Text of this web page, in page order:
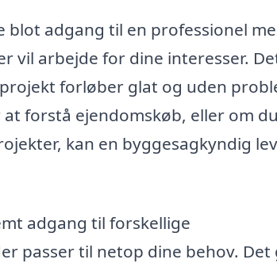
blot adgang til en professionel
vil arbejde for dine interesser.
forløber glat og uden
forstå ejendomskøb, eller om
kan en byggesagkyndig
adgang til forskellige
passer til netop dine behov. Det